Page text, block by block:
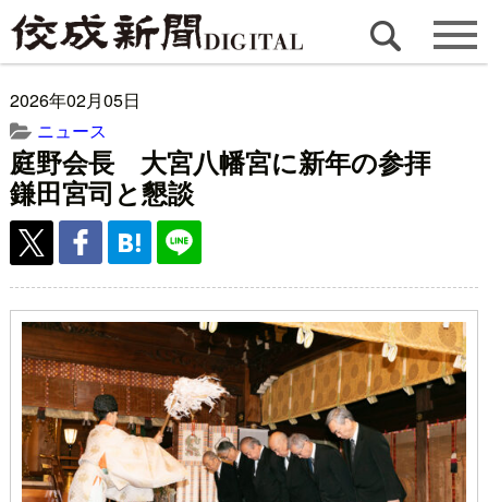
2026年02月05日
ニュース
庭野会長 大宮八幡宮に新年の参拝
鎌田宮司と懇談